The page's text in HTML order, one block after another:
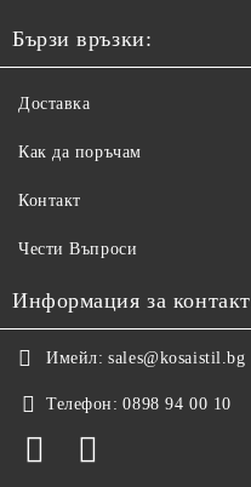
Бързи връзки:
Доставка
Как да поръчам
Контакт
Чести Въпроси
Информация за
Имейл: sales@kosaistil.bg
Телефон: 0898 94 00 10